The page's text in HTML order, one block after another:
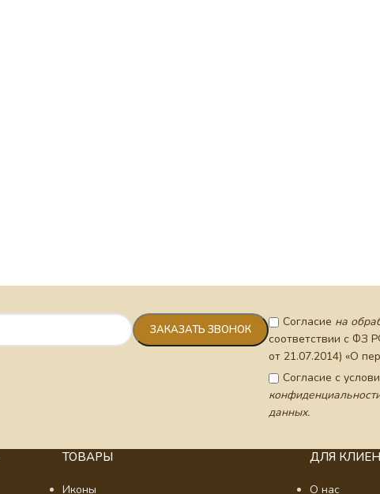
Согласие на
соответствии с ФЗ
от 21.07.2014) «О
Согласие с
данных.
ТОВАРЫ
Иконы
ДЛЯ
О нас